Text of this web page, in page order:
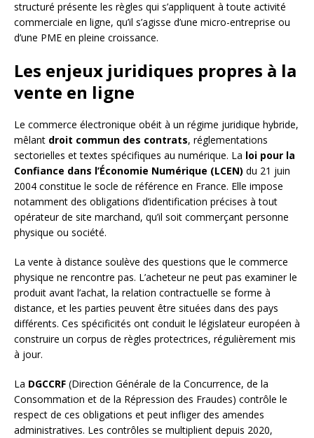
structuré présente les règles qui s’appliquent à toute activité
commerciale en ligne, qu’il s’agisse d’une micro-entreprise ou
d’une PME en pleine croissance.
Les enjeux juridiques propres à la
vente en ligne
Le commerce électronique obéit à un régime juridique hybride,
mêlant droit commun des contrats, réglementations
sectorielles et textes spécifiques au numérique. La loi pour la
Confiance dans l’Économie Numérique (LCEN) du 21 juin
2004 constitue le socle de référence en France. Elle impose
notamment des obligations d’identification précises à tout
opérateur de site marchand, qu’il soit commerçant personne
physique ou société.
La vente à distance soulève des questions que le commerce
physique ne rencontre pas. L’acheteur ne peut pas examiner le
produit avant l’achat, la relation contractuelle se forme à
distance, et les parties peuvent être situées dans des pays
différents. Ces spécificités ont conduit le législateur européen à
construire un corpus de règles protectrices, régulièrement mis
à jour.
La DGCCRF (Direction Générale de la Concurrence, de la
Consommation et de la Répression des Fraudes) contrôle le
respect de ces obligations et peut infliger des amendes
administratives. Les contrôles se multiplient depuis 2020,